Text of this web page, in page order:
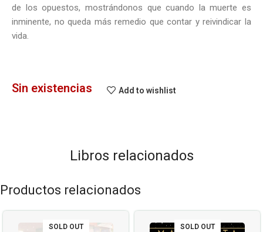
de los opuestos, mostrándonos que cuando la muerte es
inminente, no queda más remedio que contar y reivindicar la
vida.
Sin existencias Add to wishlist
Libros relacionados
Productos relacionados
SOLD OUT SOLD OUT